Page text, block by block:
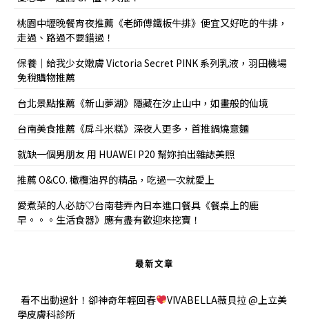
桃園中壢晚餐宵夜推薦《老師傅鐵板牛排》便宜又好吃的牛排，
走過、路過不要錯過！
保養｜給我少女嫩膚 Victoria Secret PINK 系列乳液，羽田機場
免稅購物推薦
台北景點推薦《新山夢湖》隱藏在汐止山中，如畫般的仙境
台南美食推薦《戽斗米糕》深夜人更多，首推鍋燒意麵
就缺一個男朋友 用 HUAWEI P20 幫妳拍出雜誌美照
推薦 O&CO. 橄欖油界的精品，吃過一次就愛上
愛煮菜的人必訪♡台南巷弄內日本進口餐具《餐桌上的鹿
早。。。生活食器》應有盡有歡迎來挖寶！
最新文章
看不出動過針！卻神奇年輕回春
VIVABELLA薇貝拉 @上立美
學皮膚科診所